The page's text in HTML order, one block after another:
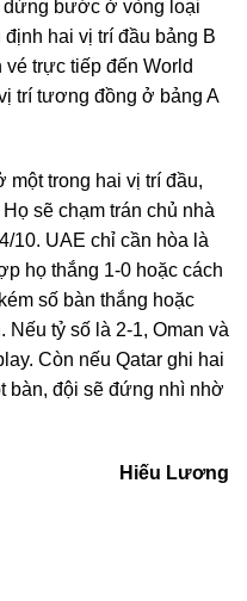
dừng bước ở vòng loại
hai vị trí đầu bảng B
trực tiếp đến World
trí tương đồng ở bảng A
một trong hai vị trí đầu,
sẽ chạm trán chủ nhà
10. UAE chỉ cần hòa là
họ thắng 1-0 hoặc cách
số bàn thắng hoặc
Nếu tỷ số là 2-1, Oman và
Còn nếu Qatar ghi hai
bàn, đội sẽ đứng nhì nhờ
Hiếu Lương